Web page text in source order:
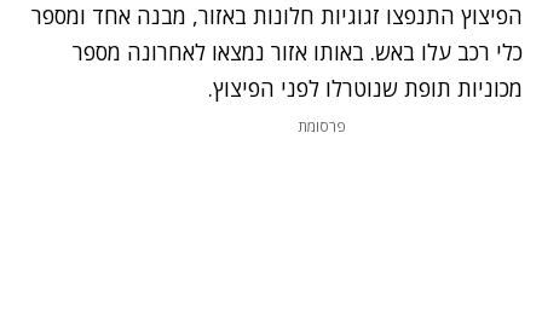
הפיצוץ התנפצו זגוגיות חלונות באזור, מבנה אחד ומספר
כלי רכב עלו באש. באותו אזור נמצאו לאחרונה מספר
מכוניות תופת שנוטרלו לפני הפיצוץ.
פרסומת